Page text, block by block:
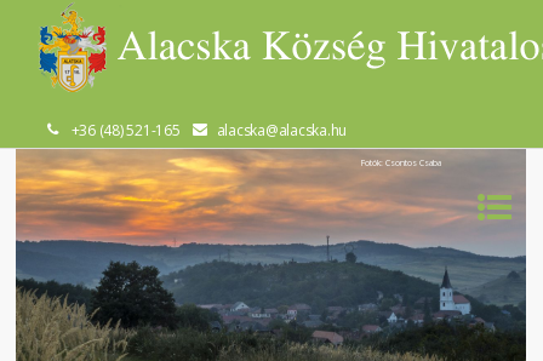
+36 (48) 521-165 alacska@alacska.hu
Fotók: Csontos Csaba